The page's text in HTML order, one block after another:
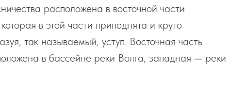
расположена в восточной части
в этой части приподнята и круто
так называемый, уступ. Восточная часть
в бассейне реки Волга, западная — реки